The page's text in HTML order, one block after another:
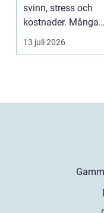
svinn, stress och
kostnader. Många
hushåll och mindre
företag s...
13 juli 2026